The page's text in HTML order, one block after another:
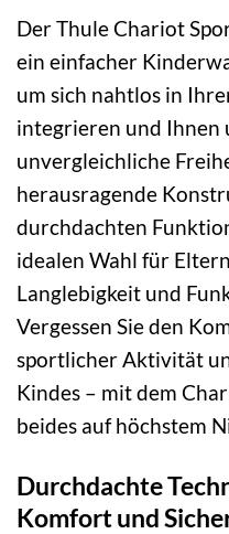
Der Thule Chariot
ein einfacher
um sich nahtlos in
integrieren und Ihnen
unvergleichliche
herausragende
durchdachten
idealen Wahl für
Langlebigkeit und
Vergessen Sie den
sportlicher Aktivität
Kindes – mit dem
beides auf höchstem
Durchdachte
Komfort und